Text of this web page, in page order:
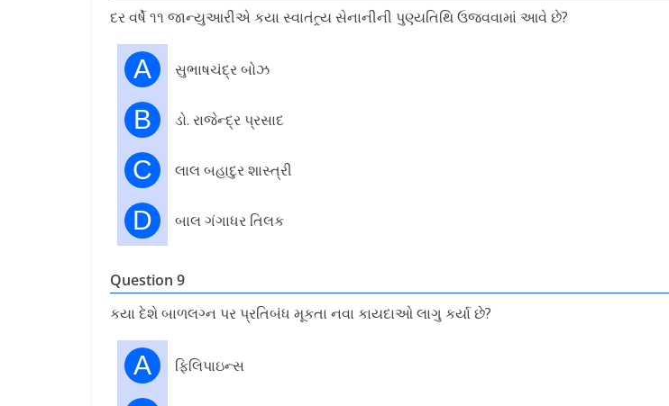
દર વર્ષે ૧૧ જાન્યુઆરીએ કયા સ્વાતંત્ર્ય સેનાનીની પુણ્યતિથિ ઉજવવામાં આવે છે?
A સુભાષચંદ્ર બોઝ
B ડો. રાજેન્દ્ર પ્રસાદ
C લાલ બહાદુર શાસ્ત્રી
D બાલ ગંગાધર તિલક
Question 9
કયા દેશે બાળલગ્ન પર પ્રતિબંધ મૂકતા નવા કાયદાઓ લાગુ કર્યા છે?
A ફિલિપાઇન્સ